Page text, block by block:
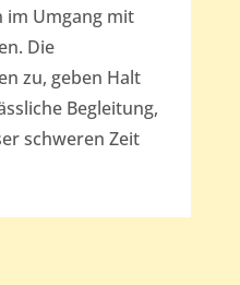
im Umgang mit
Die
zu, geben Halt
Begleitung,
schweren Zeit